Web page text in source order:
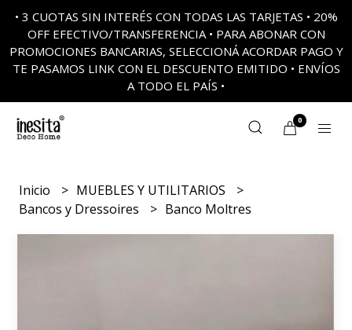
• 3 CUOTAS SIN INTERÉS CON TODAS LAS TARJETAS • 20%
OFF EFECTIVO/TRANSFERENCIA • PARA ABONAR CON
PROMOCIONES BANCARIAS, SELECCIONÁ ACORDAR PAGO Y
TE PASAMOS LINK CON EL DESCUENTO EMITIDO • ENVÍOS
A TODO EL PAÍS •
0
Inicio
MUEBLES Y UTILITARIOS
Bancos y Dressoires
Banco Moltres